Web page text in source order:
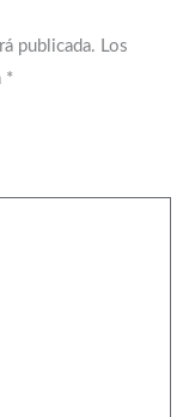
publicada. Los
*